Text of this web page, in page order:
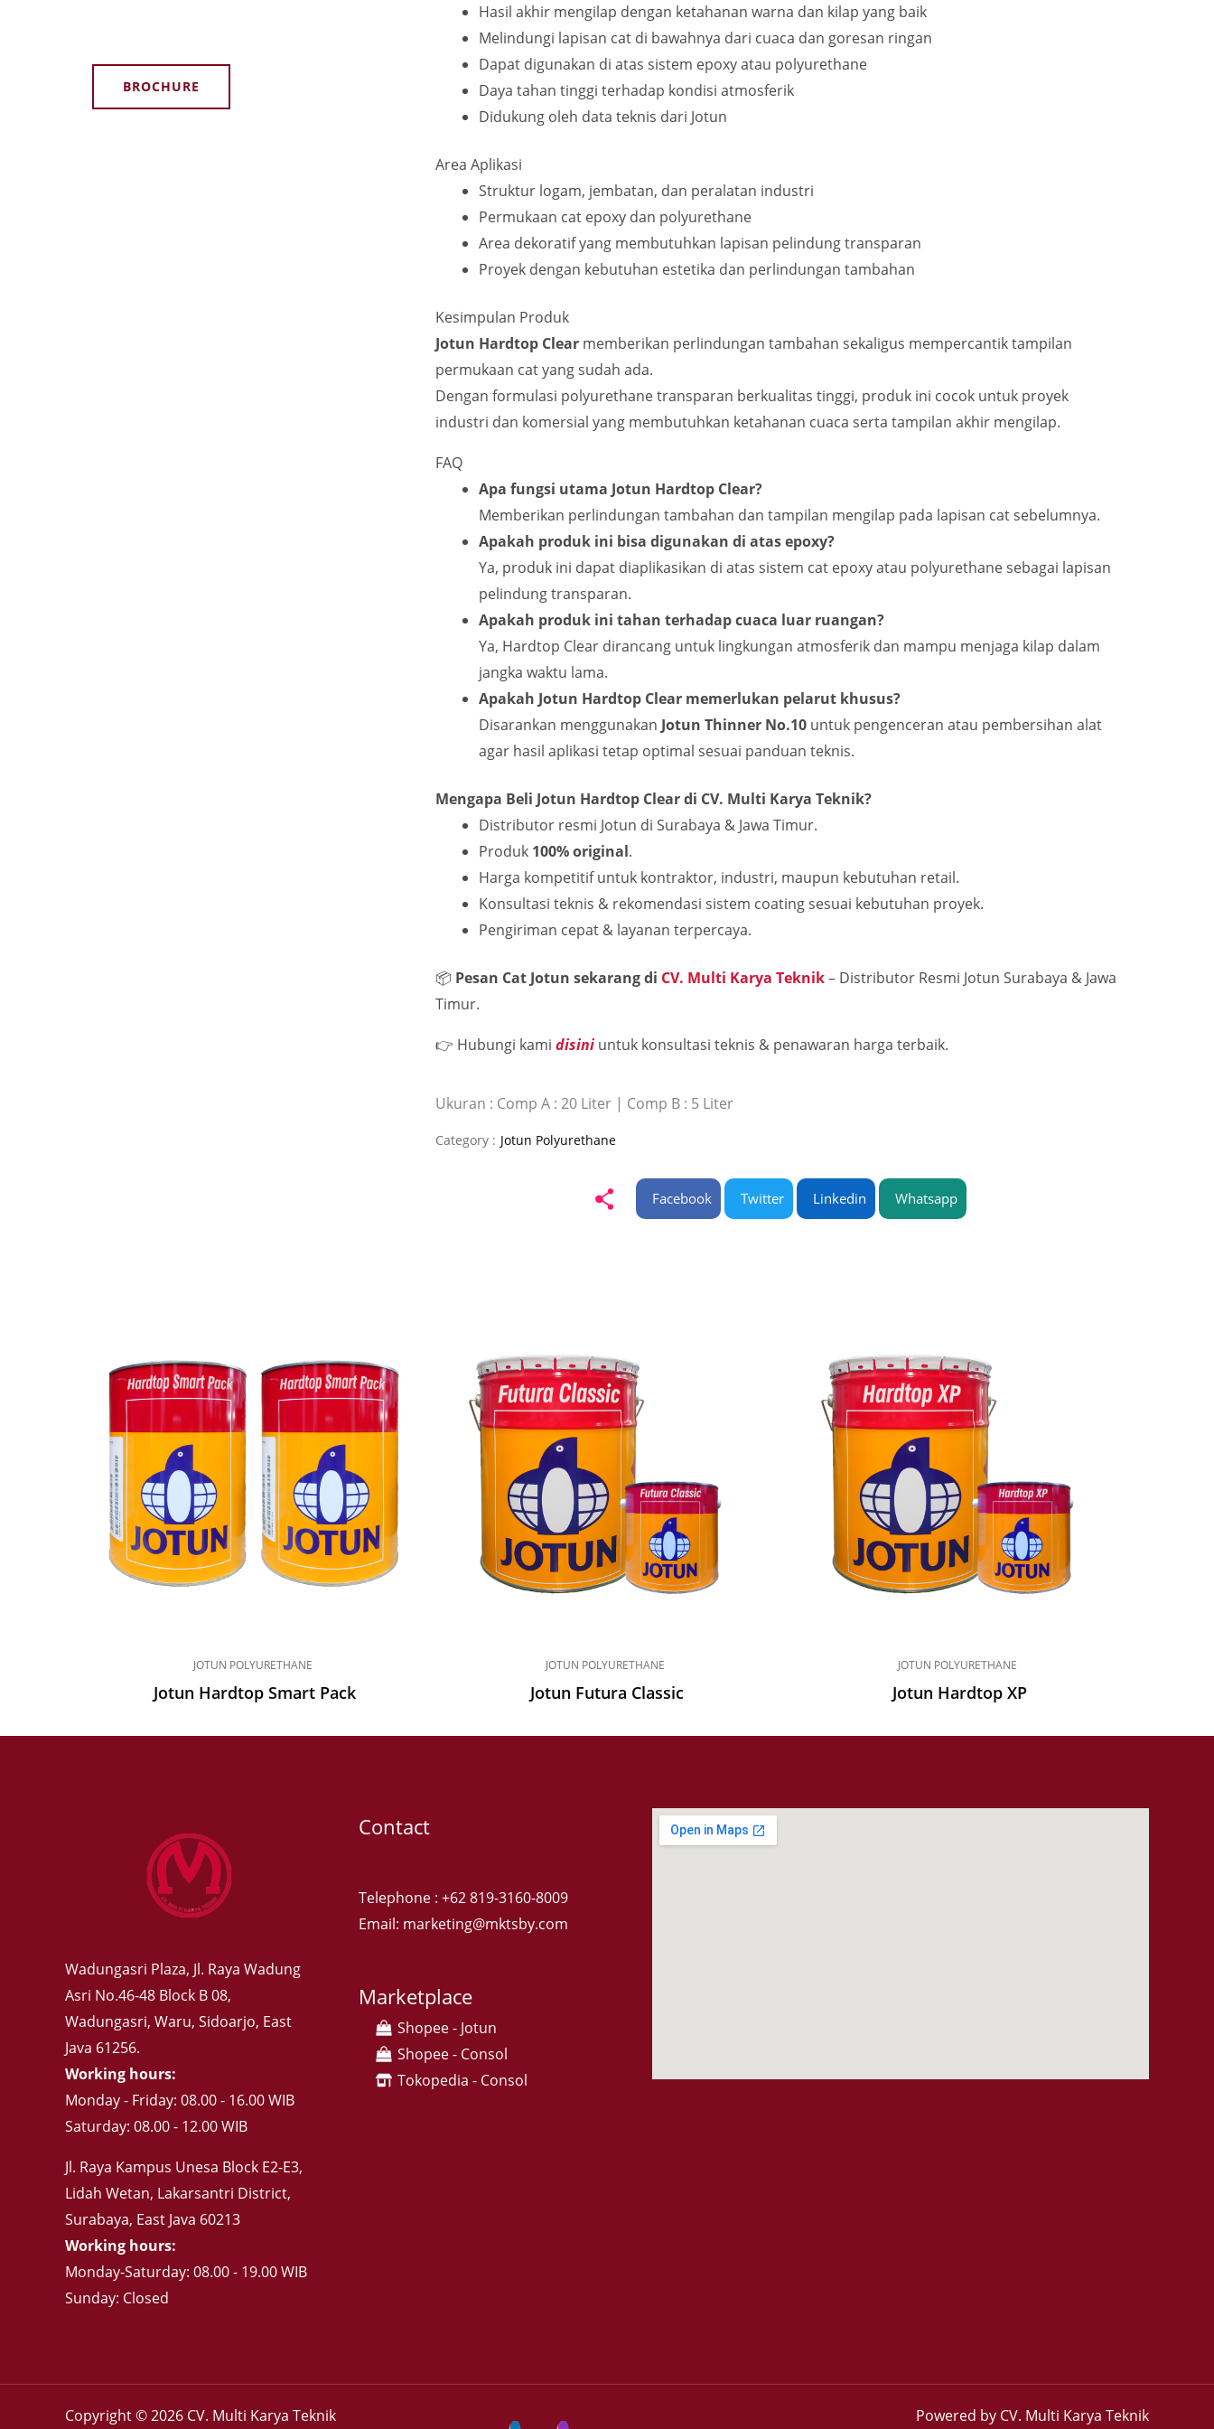
BROCHURE
Hasil akhir mengilap dengan ketahanan warna dan kilap yang baik
Melindungi lapisan cat di bawahnya dari cuaca dan goresan ringan
Dapat digunakan di atas sistem epoxy atau polyurethane
Daya tahan tinggi terhadap kondisi atmosferik
Didukung oleh data teknis dari Jotun
Area Aplikasi
Struktur logam, jembatan, dan peralatan industri
Permukaan cat epoxy dan polyurethane
Area dekoratif yang membutuhkan lapisan pelindung transparan
Proyek dengan kebutuhan estetika dan perlindungan tambahan
Kesimpulan Produk
Jotun Hardtop Clearmemberikan perlindungan tambahan sekaligus mempercantik tampilan
permukaan cat yang sudah ada.
Dengan formulasi polyurethane transparan berkualitas tinggi, produk ini cocok untuk proyek
industri dan komersial yang membutuhkan ketahanan cuaca serta tampilan akhir mengilap.
FAQ
Apa fungsi utama Jotun Hardtop Clear?
Memberikan perlindungan tambahan dan tampilan mengilap pada lapisan cat sebelumnya.
Apakah produk ini bisa digunakan di atas epoxy?
Ya, produk ini dapat diaplikasikan di atas sistem cat epoxy atau polyurethane sebagai lapisan
pelindung transparan.
Apakah produk ini tahan terhadap cuaca luar ruangan?
Ya, Hardtop Clear dirancang untuk lingkungan atmosferik dan mampu menjaga kilap dalam
jangka waktu lama.
Apakah Jotun Hardtop Clear memerlukan pelarut khusus?
Disarankan menggunakan Jotun Thinner No.10untuk pengenceran atau pembersihan alat
agar hasil aplikasi tetap optimal sesuai panduan teknis.
Mengapa Beli Jotun Hardtop Clear di CV. Multi Karya Teknik?
Distributor resmi Jotun di Surabaya & Jawa Timur.
Produk 100% original.
Harga kompetitif untuk kontraktor, industri, maupun kebutuhan retail.
Konsultasi teknis & rekomendasi sistem coating sesuai kebutuhan proyek.
Pengiriman cepat & layanan terpercaya.
📦 Pesan Cat Jotun sekarang di CV. Multi Karya Teknik– Distributor Resmi Jotun Surabaya & Jawa
Timur.
👉 Hubungi kami disiniuntuk konsultasi teknis & penawaran harga terbaik.
Ukuran : Comp A : 20 Liter | Comp B : 5 Liter
Category : Jotun Polyurethane
Facebook Twitter Linkedin Whatsapp
JOTUN POLYURETHANE
Jotun Hardtop Smart Pack
JOTUN POLYURETHANE
Jotun Futura Classic
JOTUN POLYURETHANE
Jotun Hardtop XP
Wadungasri Plaza, Jl. Raya Wadung
Asri No.46-48 Block B 08,
Wadungasri, Waru, Sidoarjo, East
Java 61256.
Working hours:
Monday - Friday: 08.00 - 16.00 WIB
Saturday: 08.00 - 12.00 WIB
Jl. Raya Kampus Unesa Block E2-E3,
Lidah Wetan, Lakarsantri District,
Surabaya, East Java 60213
Working hours:
Monday-Saturday: 08.00 - 19.00 WIB
Sunday: Closed
Contact
Telephone : +62 819-3160-8009
Email: marketing@mktsby.com
Marketplace
Shopee - Jotun
Shopee - Consol
Tokopedia - Consol
Copyright © 2026 CV. Multi Karya Teknik Powered by CV. Multi Karya Teknik